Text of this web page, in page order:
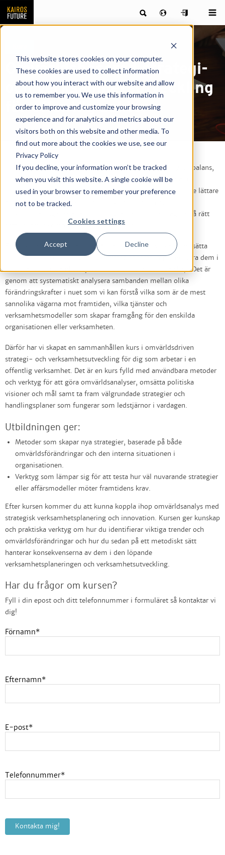
This website stores cookies on your computer.
These cookies are used to collect information
about how you interact with our website and allow
us to remember you. We use this information in
order to improve and customize your browsing
experience and for analytics and metrics about our
visitors both on this website and other media. To
find out more about the cookies we use, see our
Privacy Policy
If you decline, your information won’t be tracked
when you visit this website. A single cookie will be
used in your browser to remember your preference
not to be tracked.
Cookies settings
Accept Decline
Omvärldsbaserad strategi-
och verksamhetsutveckling
för offentlig sektor
Kraven på att balansera mellan kortsiktiga krav på budget i balans,
organisatorisk effektivitet och långsiktig samhällsnytta är en
utmaning för de flesta offentliga organisationer. Det blir inte lättare
av att vi lever i en starkt föränderlig värld där en av
nyckelutmaningarna är att med begränsade resurser agera på rätt
sätt i alltmer komplexa handlingsmiljöer.
En nyckel handlar om att förstå den omvärld vi verkar i, omsätta
denna förståelse till långsiktiga strategier samt implementera dem i
existerande verksamhetssystem med tillhörande ledarskap. Det är
genom att systematiskt analysera sambanden mellan olika
förändringskrafter i nuet som vi kan förstå vilka som är de mest
sannolika vägarna mot framtiden, vilka tjänster och
verksamhetsmodeller som skapar framgång för den enskilda
organisationen eller verksamheten.
Därför har vi skapat en sammanhållen kurs i omvärldsdriven
strategi- och verksamhetsutveckling för dig som arbetar i en
offentlig verksamhet. Det är en kurs fylld med användbara metoder
och verktyg för att göra omvärldsanalyser, omsätta politiska
visioner och mål samt ta fram välgrundade strategier och
handlingsplaner som fungerar som ledstjärnor i vardagen.
Utbildningen ger:
Metoder som skapar nya strategier, baserade på både
omvärldsförändringar och den interna situationen i
organisationen.
Verktyg som lämpar sig för att testa hur väl nuvarande strategier
eller affärsmodeller möter framtidens krav.
Efter kursen kommer du att kunna koppla ihop omvärldsanalys med
strategisk verksamhetsplanering och innovation. Kursen ger kunskap
och praktiska verktyg om hur du identifierar viktiga trender och
omvärldsförändringar och hur du sedan på ett metodiskt sätt
hanterar konsekvenserna av dem i den löpande
verksamhetsplaneringen och verksamhetsutveckling.
Har du frågor om kursen?
Fyll i din epost och ditt telefonnummer i formuläret så kontaktar vi
dig!
Förnamn*
Efternamn*
E-post*
Telefonnummer*